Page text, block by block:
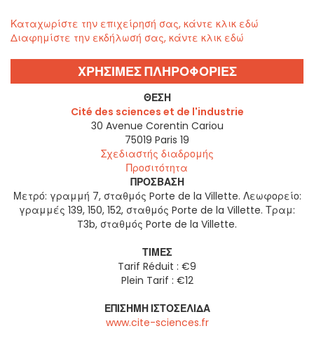
Καταχωρίστε την επιχείρησή σας, κάντε κλικ εδώ
Διαφημίστε την εκδήλωσή σας, κάντε κλικ εδώ
ΧΡΗΣΙΜΕΣ ΠΛΗΡΟΦΟΡΙΕΣ
ΘΈΣΗ
Cité des sciences et de l'industrie
30 Avenue Corentin Cariou
75019 Paris 19
Σχεδιαστής διαδρομής
Προσιτότητα
ΠΡΌΣΒΑΣΗ
Μετρό: γραμμή 7, σταθμός Porte de la Villette. Λεωφορείο:
γραμμές 139, 150, 152, σταθμός Porte de la Villette. Τραμ:
T3b, σταθμός Porte de la Villette.
ΤΙΜΈΣ
Tarif Réduit : €9
Plein Tarif : €12
ΕΠΊΣΗΜΗ ΙΣΤΟΣΕΛΊΔΑ
www.cite-sciences.fr